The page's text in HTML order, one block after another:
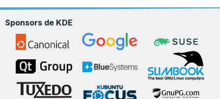
Sponsors de KDE